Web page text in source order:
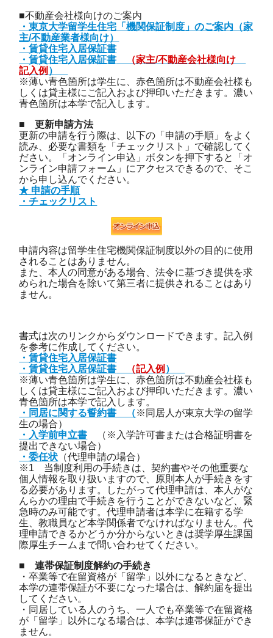
■不動産会社様向けのご案内
・東京大学留学生住宅「機関保証制度」のご案内（家
主/不動産業者様向け）
・賃貸住宅入居保証書
・賃貸住宅入居保証書 （家主/不動産会社様向け
記入例 ）
※薄い青色箇所は学生に、赤色箇所は不動産会社様も
しくは貸主様にご記入および押印いただきます。濃い
青色箇所は本学で記入します。
■ 更新申請方法
更新の申請を行う際は、以下の「申請の手順」をよく
読み、必要な書類を「チェックリスト」で確認してく
ださい。「オンライン申込」ボタンを押下すると「オ
ンライン申請フォーム」にアクセスできるので、そこ
から申し込んでください。
★ 申請の手順
・チェックリスト
申請内容は留学生住宅機関保証制度以外の目的に使用
されることはありません。
また、本人の同意がある場合、法令に基づき提供を求
められた場合を除いて第三者に提供されることはあり
ません。
書式は次のリンクからダウンロードできます。記入例
を参考に作成してください。
・賃貸住宅入居保証書
・賃貸住宅入居保証書 （記入例 ）
※薄い青色箇所は学生に、赤色箇所は不動産会社様も
しくは貸主様にご記入および押印いただきます。濃い
青色箇所は本学で記入します。
・同居に関する誓約書 （※同居人が東京大学の留学
生の場合）
・入学前申立書 （※入学許可書または合格証明書を
提出できない場合）
・委任状 （代理申請の場合）
※1 当制度利用の手続きは、契約書やその他重要な
個人情報を取り扱いますので、原則本人が手続きをす
る必要があります。したがって代理申請は、本人がな
んらかの理由で手続きを行うことができないなど、緊
急時のみ可能です。代理申請者は本学に在籍する学
生、教職員など本学関係者でなければなりません。代
理申請できるかどうか分からないときは奨学厚生課国
際厚生チームまで問い合わせてください。
■ 連帯保証制度解約の手続き
・卒業等で在留資格が「留学」以外になるときなど、
本学の連帯保証が不要になった場合は、解約届を提出
してください。
・同居している人のうち、一人でも卒業等で在留資格
が「留学」以外になる場合は、本学は連帯保証ができ
ません。